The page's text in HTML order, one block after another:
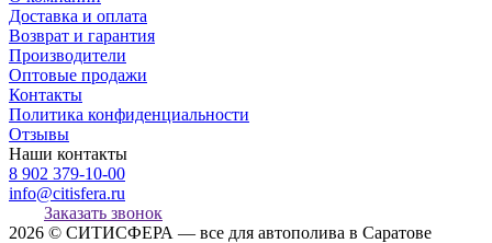
Доставка и оплата
Возврат и гарантия
Производители
Оптовые продажи
Контакты
Политика конфиденциальности
Отзывы
Наши контакты
8 902 379-10-00
info@citisfera.ru
Заказать звонок
2026 © СИТИСФЕРА — все для автополива в Саратове